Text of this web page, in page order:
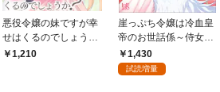
悪役令嬢の妹ですが幸
せはくるのでしょう
か?1,210
崖っぷち令嬢は冷血皇
帝のお世話係～侍女の
はずが皇帝妃になるみ
たいです～【特典SS
1,430
試読増量